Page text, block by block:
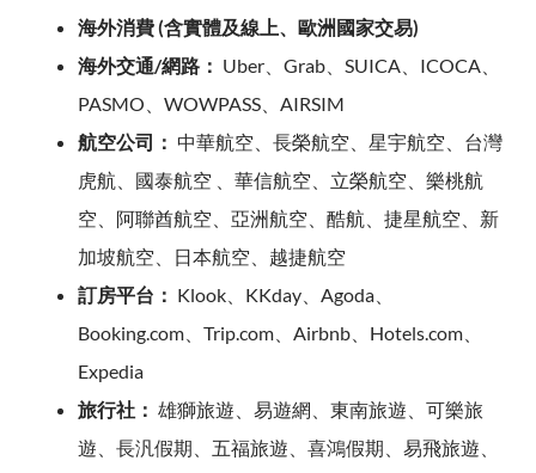
海外消費 (含實體及線上、歐洲國家交易)
海外交通/網路： Uber、Grab、SUICA、ICOCA、
PASMO、WOWPASS、AIRSIM
航空公司： 中華航空、長榮航空、星宇航空、台灣
虎航、國泰航空 、華信航空、立榮航空、樂桃航
空、阿聯酋航空、亞洲航空、酷航、捷星航空、新
加坡航空、日本航空、越捷航空
訂房平台： Klook、KKday、Agoda、
Booking.com、Trip.com、Airbnb、Hotels.com、
Expedia
旅行社： 雄獅旅遊、易遊網、東南旅遊、可樂旅
遊、長汎假期、五福旅遊、喜鴻假期、易飛旅遊、